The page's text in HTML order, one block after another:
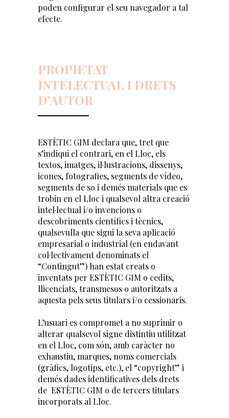
poden configurar el seu navegador a tal
efecte.
PROPIETAT
INTELECTUAL I DRETS
D’AUTOR
ESTÈTIC GIM declara que, tret que
s’indiqui el contrari, en el Lloc, els
textos, imatges, il·lustracions, dissenys,
icones, fotografies, segments de vídeo,
segments de so i demés materials que es
trobin en el Lloc i qualsevol altra creació
intel·lectual i/o invencions o
descobriments científics i tècnics,
qualsevulla que sigui la seva aplicació
empresarial o industrial (en endavant
col·lectivament denominats el
“Contingut”) han estat creats o
inventats per ESTÈTIC GIM o cedits,
llicenciats, transmesos o autoritzats a
aquesta pels seus titulars i/o cessionaris.
L’usuari es compromet a no suprimir o
alterar qualsevol signe distintiu utilitzat
en el Lloc, com són, amb caràcter no
exhaustiu, marques, noms comercials
(gràfics, logotips, etc.), el “copyright” i
demés dades identificatives dels drets
de ESTÈTIC GIM o de tercers titulars
incorporats al Lloc.